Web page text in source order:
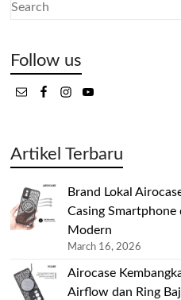
Follow us
Artikel Terbaru
Brand Lokal
Casing
Modern
March 16, 2026
Airocase
Airflow dan Ring